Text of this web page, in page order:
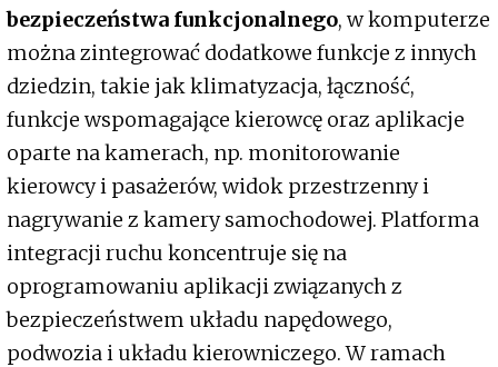
bezpieczeństwa funkcjonalnego, w komputerze
można zintegrować dodatkowe funkcje z innych
dziedzin, takie jak klimatyzacja, łączność,
funkcje wspomagające kierowcę oraz aplikacje
oparte na kamerach, np. monitorowanie
kierowcy i pasażerów, widok przestrzenny i
nagrywanie z kamery samochodowej. Platforma
integracji ruchu koncentruje się na
oprogramowaniu aplikacji związanych z
bezpieczeństwem układu napędowego,
podwozia i układu kierowniczego. W ramach